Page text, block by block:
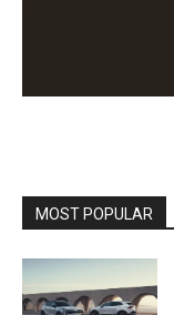
MOST POPULAR